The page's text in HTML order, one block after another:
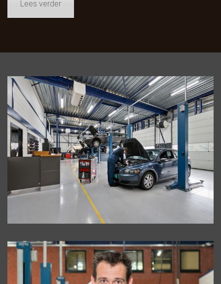
Lees verder